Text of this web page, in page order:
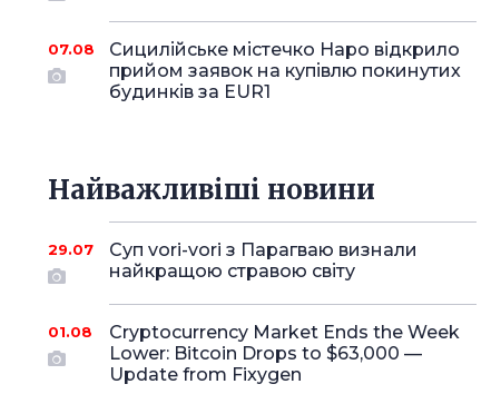
07.08
Сицилійське містечко Наро відкрило
прийом заявок на купівлю покинутих
будинків за EUR1
Найважливіші новини
29.07
Суп vori-vori з Парагваю визнали
найкращою стравою світу
01.08
Cryptocurrency Market Ends the Week
Lower: Bitcoin Drops to $63,000 —
Update from Fixygen